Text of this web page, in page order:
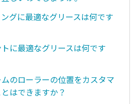
グに最適なグリースは何です
に最適なグリースは何です
のローラーの位置をカスタマ
はできますか？